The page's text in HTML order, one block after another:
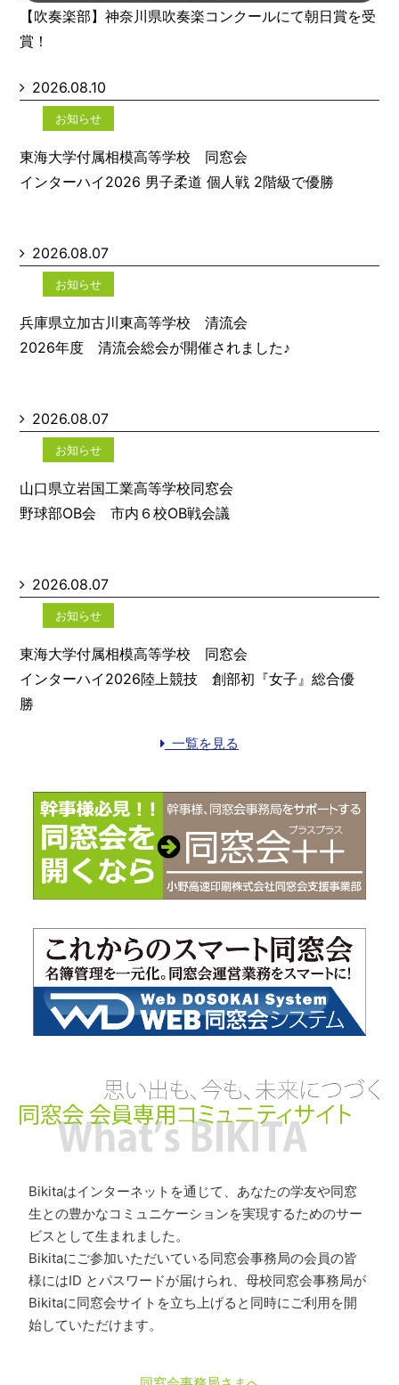
【吹奏楽部】神奈川県吹奏楽コンクールにて朝日賞を受
賞！
2026.08.10
お知らせ
東海大学付属相模高等学校 同窓会
インターハイ2026 男子柔道 個人戦 2階級で優勝
2026.08.07
お知らせ
兵庫県立加古川東高等学校 清流会
2026年度 清流会総会が開催されました♪
2026.08.07
お知らせ
山口県立岩国工業高等学校同窓会
野球部OB会 市内６校OB戦会議
2026.08.07
お知らせ
東海大学付属相模高等学校 同窓会
インターハイ2026陸上競技 創部初『女子』総合優
勝
一覧を見る
Bikitaはインターネットを通じて、あなたの学友や同窓
生との豊かなコミュニケーションを実現するためのサー
ビスとして生まれました。
Bikitaにご参加いただいている同窓会事務局の会員の皆
様にはID とパスワードが届けられ、母校同窓会事務局が
Bikitaに同窓会サイトを立ち上げると同時にご利用を開
始していただけます。